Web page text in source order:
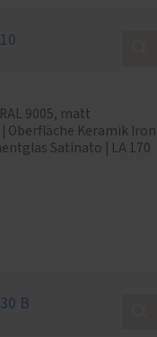
9005, matt
Oberfläche Keramik Iron
Satinato | LA 170